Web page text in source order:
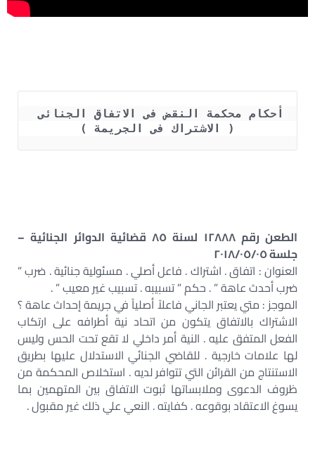
أحكام محكمة النقض فى الاتفاق الجنائى
( الاشتراك فى الجريمة )
الطعن رقم ١٢٨٨٨ لسنة ٨٥ قضائية الدوائر الجنائية –
جلسة ٢٠١٨/٠٥/٠٥
العنوان : اتفاق . اشتراك . فاعل أصلي . مسئولية جنائية . ضرب ”
ضرب أحدث عاهة ” . حكم ” تسبيبه . تسبيب غير معيب ” .
الموجز : متي يعتبر الجاني فاعلاً أصلياً في جريمة إحداث عاهة ؟
الاشتراك بالاتفاق يتكون من اتحاد نية أطرافه على ارتكاب
الفعل المتفق عليه . النية أمر داخلي لا تقع تحت الحس وليس
لها علامات خارجية . للقاضي الجنائي الاستدلال عليها بطريق
الاستنتاج من القرائن التي تتوافر لديه . استخلاص المحكمة من
ظروف الدعوى وملابساتها ثبوت الاتفاق بين المتهمين بما
يسوغ الاعتقاد بوقوعه . كفايته . النعي علي ذلك غير مقبول .